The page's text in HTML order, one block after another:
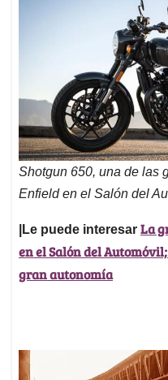
Shotgun 650, una de las
Enfield en el Salón del
|Le puede interesar La
en el Salón del
gran autonomía